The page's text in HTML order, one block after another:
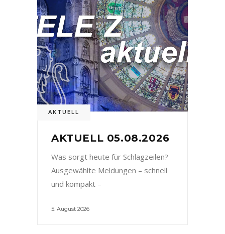
AKTUELL
AKTUELL 05.08.2026
Was sorgt heute für Schlagzeilen?
Ausgewählte Meldungen – schnell
und kompakt –
5. August 2026